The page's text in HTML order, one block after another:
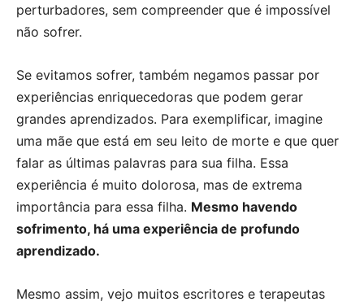
perturbadores, sem compreender que é impossível
não sofrer.
Se evitamos sofrer, também negamos passar por
experiências enriquecedoras que podem gerar
grandes aprendizados. Para exemplificar, imagine
uma mãe que está em seu leito de morte e que quer
falar as últimas palavras para sua filha. Essa
experiência é muito dolorosa, mas de extrema
importância para essa filha. Mesmo havendo
sofrimento, há uma experiência de profundo
aprendizado.
Mesmo assim, vejo muitos escritores e terapeutas